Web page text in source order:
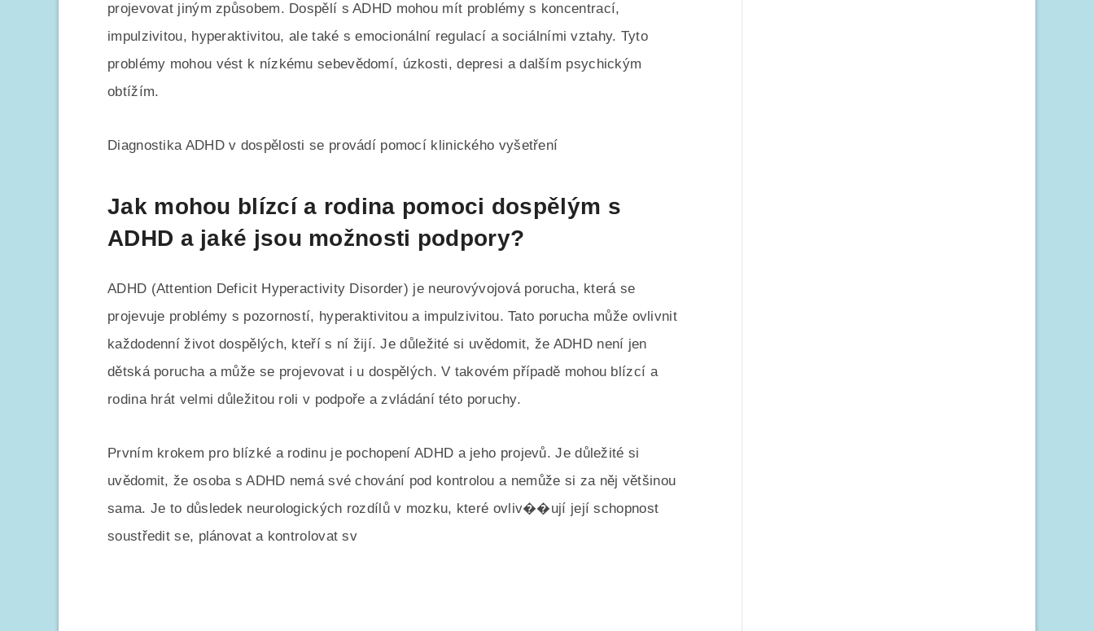
projevovat jiným způsobem. Dospělí s ADHD mohou mít problémy s koncentrací,
impulzivitou, hyperaktivitou, ale také s emocionální regulací a sociálními vztahy. Tyto
problémy mohou vést k nízkému sebevědomí, úzkosti, depresi a dalším psychickým
obtížím.
Diagnostika ADHD v dospělosti se provádí pomocí klinického vyšetření
Jak mohou blízcí a rodina pomoci dospělým s
ADHD a jaké jsou možnosti podpory?
ADHD (Attention Deficit Hyperactivity Disorder) je neurovývojová porucha, která se
projevuje problémy s pozorností, hyperaktivitou a impulzivitou. Tato porucha může ovlivnit
každodenní život dospělých, kteří s ní žijí. Je důležité si uvědomit, že ADHD není jen
dětská porucha a může se projevovat i u dospělých. V takovém případě mohou blízcí a
rodina hrát velmi důležitou roli v podpoře a zvládání této poruchy.
Prvním krokem pro blízké a rodinu je pochopení ADHD a jeho projevů. Je důležité si
uvědomit, že osoba s ADHD nemá své chování pod kontrolou a nemůže si za něj většinou
sama. Je to důsledek neurologických rozdílů v mozku, které ovliv��ují její schopnost
soustředit se, plánovat a kontrolovat sv